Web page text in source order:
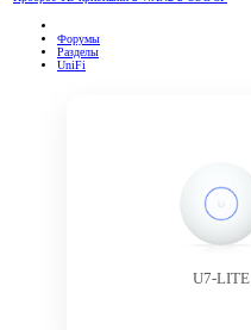
Форумы
Разделы
UniFi
U7-LITE